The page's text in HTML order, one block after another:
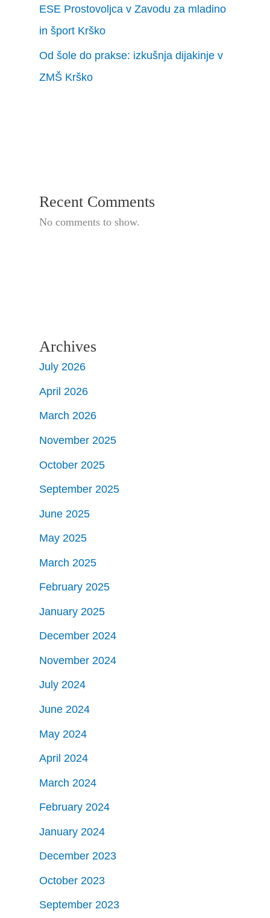
ESE Prostovoljca v Zavodu za mladino
in šport Krško
Od šole do prakse: izkušnja dijakinje v
ZMŠ Krško
Recent Comments
No comments to show.
Archives
July 2026
April 2026
March 2026
November 2025
October 2025
September 2025
June 2025
May 2025
March 2025
February 2025
January 2025
December 2024
November 2024
July 2024
June 2024
May 2024
April 2024
March 2024
February 2024
January 2024
December 2023
October 2023
September 2023